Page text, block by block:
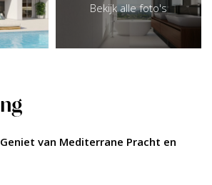
Bekijk alle foto's
van Mediterrane Pracht en